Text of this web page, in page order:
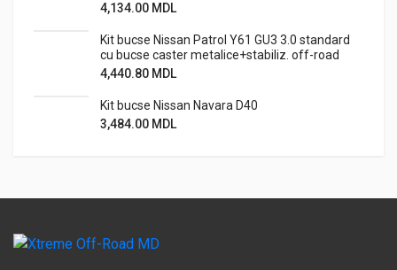
4,134.00 MDL
Kit bucse Nissan Patrol Y61 GU3 3.0 standard
cu bucse caster metalice+stabiliz. off-road
4,440.80 MDL
Kit bucse Nissan Navara D40
3,484.00 MDL